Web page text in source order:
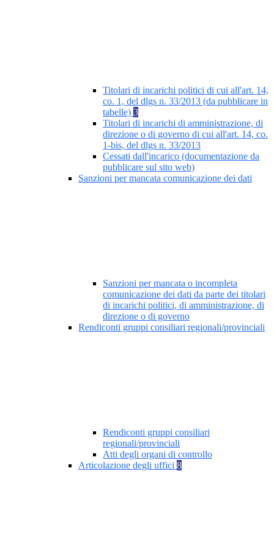
Titolari di incarichi politici di cui all'art. 14,
co. 1, del dlgs n. 33/2013 (da pubblicare in
tabelle) 3
Titolari di incarichi di amministrazione, di
direzione o di governo di cui all'art. 14, co.
1-bis, del dlgs n. 33/2013
Cessati dall'incarico (documentazione da
pubblicare sul sito web)
Sanzioni per mancata comunicazione dei dati
Sanzioni per mancata o incompleta
comunicazione dei dati da parte dei titolari
di incarichi politici, di amministrazione, di
direzione o di governo
Rendiconti gruppi consiliari regionali/provinciali
Rendiconti gruppi consiliari
regionali/provinciali
Atti degli organi di controllo
Articolazione degli uffici 8